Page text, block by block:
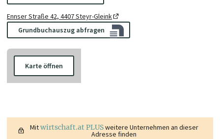
Ennser Straße 42, 4407 Steyr-Gleink
Grundbuchauszug abfragen
Karte öffnen
Mitwirtschaft.at PLUSweitere Unternehmen an dieser
Adresse finden